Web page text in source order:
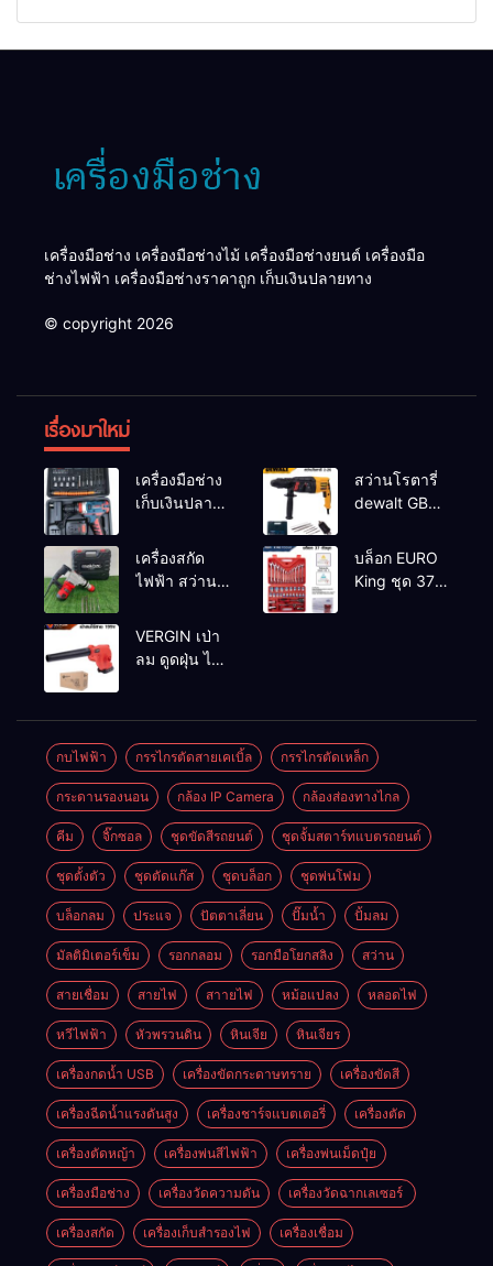
เครื่องมือช่าง เครื่องมือช่างไม้ เครื่องมือช่างยนต์ เครื่องมือ
ช่างไฟฟ้า เครื่องมือช่างราคาถูก เก็บเงินปลายทาง
© copyright 2026
เรื่องมาใหม่
เครื่องมือช่าง
เก็บเงินปลาย
สว่านโรตารี่
dewalt GBH
2-26 DFR ทุ่น
ทองแดงแท้
100%
เครื่องสกัด
ไฟฟ้า สว่าน
MAKTEC รุ่น MT2926A
บล็อก EURO
King ชุด 37
VERGIN เป่า
ลม ดูดฝุ่น ไร้
กบไฟฟ้า กรรไกรตัดสายเคเบิ้ล กรรไกรตัดเหล็ก
กระดานรองนอน กล้อง IP Camera กล้องส่องทางไกล
คีม จิ๊กซอล ชุดขัดสีรถยนต์​ ชุดจั้มสตาร์ทแบตรถยนต์
ชุดตั้งตัว ชุดตัดแก๊ส ชุดบล็อก ชุดพ่นโฟม
บล็อกลม ประแจ ปัตตาเลี่ยน ปั๊มน้ำ ปั้มลม
มัลติมิเตอร์เข็ม รอกกลอม รอกมือโยกสลิง สว่าน
สายเชื่อม สายไฟ สาายไฟ หม้อแปลง หลอดไฟ
หวีไฟฟ้า หัวพรวนดิน หินเจีย หินเจียร
เครื่องกดน้ำ USB เครื่องขัดกระดาษทราย เครื่องขัดสี
เครื่องฉีดน้ำแรงดันสูง เครื่องชาร์จแบตเตอรี่ เครื่องตัด
เครื่องตัดหญ้า เครื่องพ่นสีไฟฟ้า เครื่องพ่นเม็ดปุ๋ย
เครื่องมือช่าง เครื่องวัดความดัน เครื่องวัดฉากเลเซอร์
เครื่องสกัด เครื่องเก็บสํารองไฟ เครื่องเชื่อม